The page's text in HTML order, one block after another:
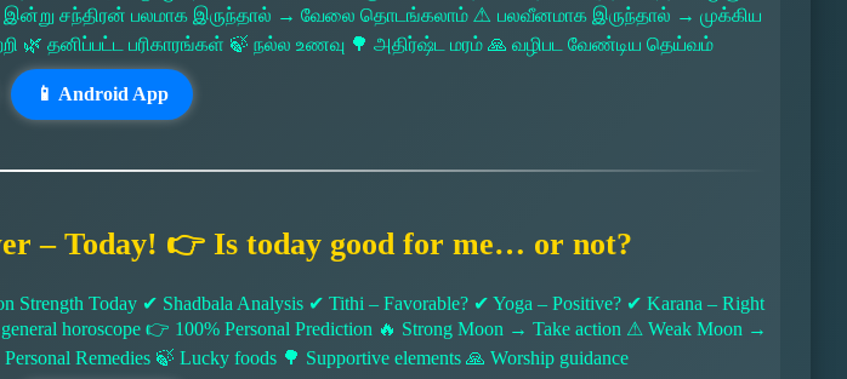
இன்று சந்திரன் பலமாக இருந்தால் → வேலை தொடங்கலாம் ⚠ பலவீனமாக இருந்தால் → முக்கிய
🌿 தனிப்பட்ட பரிகாரங்கள் 🍃 நல்ல உணவு 🌳 அதிர்ஷ்ட மரம் 🙏 வழிபட வேண்டிய தெய்வம்
📱 Android App
– Today! 👉 Is today good for me… or not?
Today ✔ Shadbala Analysis ✔ Tithi – Favorable? ✔ Yoga – Positive? ✔ Karana – Right
horoscope 👉 100% Personal Prediction 🔥 Strong Moon → Take action ⚠ Weak Moon →
Remedies 🍃 Lucky foods 🌳 Supportive elements 🙏 Worship guidance